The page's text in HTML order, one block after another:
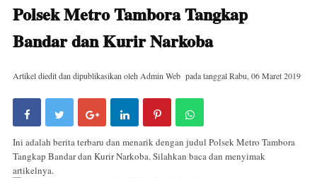
Polsek Metro Tambora Tangkap
Bandar dan Kurir Narkoba
Artikel diedit dan dipublikasikan oleh Admin Web pada tanggalRabu, 06 Maret 2019
Ini adalah berita terbaru dan menarik dengan judul Polsek Metro Tambora
Tangkap Bandar dan Kurir Narkoba. Silahkan baca dan menyimak
artikelnya.